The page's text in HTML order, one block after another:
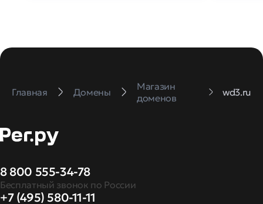
Главная Домены
Магазин
доменов
wd3.ru
8 800 555-34-78
Бесплатный звонок по России
+7 (495) 580-11-11